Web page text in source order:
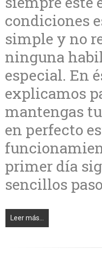
condiciones
simple y no
ninguna
especial. En
explicamos
mantengas
en perfecto
primer día
sencillos
Leer más...